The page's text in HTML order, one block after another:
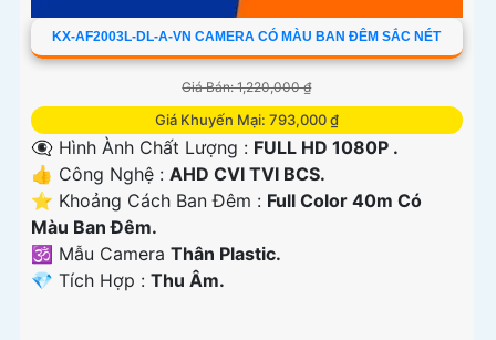
KX-AF2003L-DL-A-VN CAMERA CÓ MÀU BAN ĐÊM SẮC NÉT
Giá Bán: 1,220,000 ₫
Giá Khuyến Mại: 793,000 ₫
👁️‍🗨 Hình Ành Chất Lượng : FULL HD 1080P .
👍 Công Nghệ : AHD CVI TVI BCS.
⭐ Khoảng Cách Ban Đêm : Full Color 40m Có
Màu Ban Ðêm.
🕉️ Mẫu Camera Thân Plastic.
️💎 Tích Hợp : Thu Âm.